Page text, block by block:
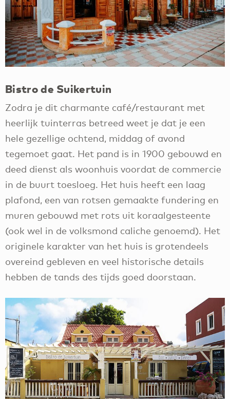
Bistro de Suikertuin
Zodra je dit charmante café/restaurant met
heerlijk tuinterras betreed weet je dat je een
hele gezellige ochtend, middag of avond
tegemoet gaat. Het pand is in 1900 gebouwd en
deed dienst als woonhuis voordat de commercie
in de buurt toesloeg. Het huis heeft een laag
plafond, een van rotsen gemaakte fundering en
muren gebouwd met rots uit koraalgesteente
(ook wel in de volksmond caliche genoemd). Het
originele karakter van het huis is grotendeels
overeind gebleven en veel historische details
hebben de tands des tijds goed doorstaan.